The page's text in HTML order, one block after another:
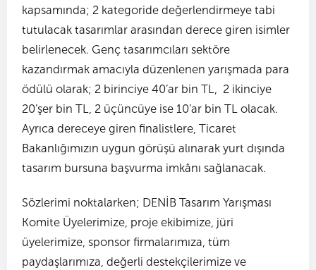
kapsamında; 2 kategoride değerlendirmeye tabi
tutulacak tasarımlar arasından derece giren isimler
belirlenecek. Genç tasarımcıları sektöre
kazandırmak amacıyla düzenlenen yarışmada para
ödülü olarak; 2 birinciye 40’ar bin TL, 2 ikinciye
20’şer bin TL, 2 üçüncüye ise 10’ar bin TL olacak.
Ayrıca dereceye giren finalistlere, Ticaret
Bakanlığımızın uygun görüşü alınarak yurt dışında
tasarım bursuna başvurma imkânı sağlanacak.
Sözlerimi noktalarken; DENİB Tasarım Yarışması
Komite Üyelerimize, proje ekibimize, jüri
üyelerimize, sponsor firmalarımıza, tüm
paydaşlarımıza, değerli destekçilerimize ve